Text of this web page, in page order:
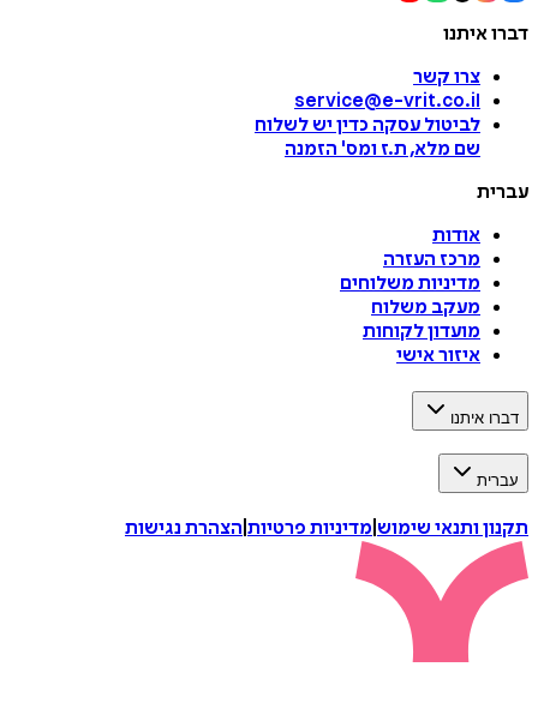
דברו איתנו
צרו קשר
service@e-vrit.co.il
לביטול עסקה כדין יש לשלוח
שם מלא, ת.ז ומס' הזמנה
עברית
אודות
מרכז העזרה
מדיניות משלוחים
מעקב משלוח
מועדון לקוחות
איזור אישי
דברו איתנו
עברית
תקנון ותנאי שימוש מדיניות פרטיות הצהרת נגישות